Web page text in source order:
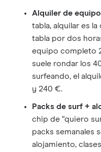
Alquiler de
tabla, alquilar es
tabla por dos
equipo completo
suele rondar los
surfeando, el
y 240 €.
Packs de surf +
chip de “quiero
packs semanales
alojamiento,